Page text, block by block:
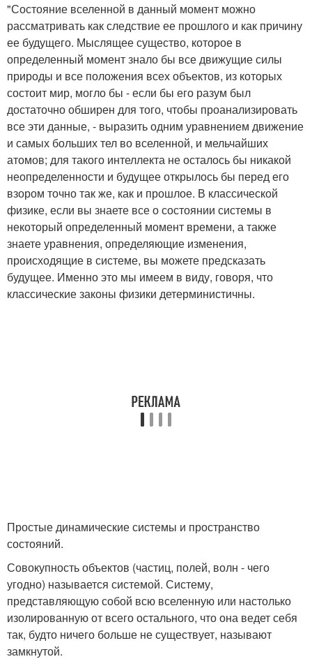
"Состояние вселенной в данный момент можно
рассматривать как следствие ее прошлого и как причину
ее будущего. Мыслящее существо, которое в
определенный момент знало бы все движущие силы
природы и все положения всех объектов, из которых
состоит мир, могло бы - если бы его разум был
достаточно обширен для того, чтобы проанализировать
все эти данные, - выразить одним уравнением движение
и самых больших тел во вселенной, и мельчайших
атомов; для такого интеллекта не осталось бы никакой
неопределенности и будущее открылось бы перед его
взором точно так же, как и прошлое. В классической
физике, если вы знаете все о состоянии системы в
некоторый определенный момент времени, а также
знаете уравнения, определяющие изменения,
происходящие в системе, вы можете предсказать
будущее. Именно это мы имеем в виду, говоря, что
классические законы физики детерминистичны.
Простые динамические системы и пространство
состояний.
Совокупность объектов (частиц, полей, волн - чего
угодно) называется системой. Систему,
представляющую собой всю вселенную или настолько
изолированную от всего остального, что она ведет себя
так, будто ничего больше не существует, называют
замкнутой.